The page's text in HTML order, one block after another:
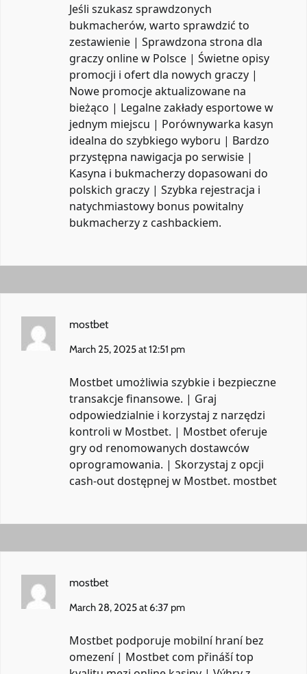
Jeśli szukasz sprawdzonych
bukmacherów, warto sprawdzić to
zestawienie | Sprawdzona strona dla
graczy online w Polsce | Świetne opisy
promocji i ofert dla nowych graczy |
Nowe promocje aktualizowane na
bieżąco | Legalne zakłady esportowe w
jednym miejscu | Porównywarka kasyn
idealna do szybkiego wyboru | Bardzo
przystępna nawigacja po serwisie |
Kasyna i bukmacherzy dopasowani do
polskich graczy | Szybka rejestracja i
natychmiastowy bonus powitalny
bukmacherzy z cashbackiem.
mostbet
March 25, 2025 at 12:51 pm
Mostbet umożliwia szybkie i bezpieczne
transakcje finansowe. | Graj
odpowiedzialnie i korzystaj z narzędzi
kontroli w Mostbet. | Mostbet oferuje
gry od renomowanych dostawców
oprogramowania. | Skorzystaj z opcji
cash-out dostępnej w Mostbet. mostbet
mostbet
March 28, 2025 at 6:37 pm
Mostbet podporuje mobilní hraní bez
omezení | Mostbet com přináší top